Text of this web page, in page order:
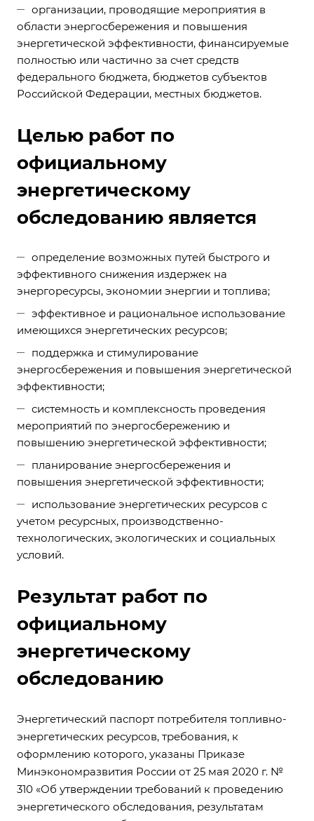
организации, проводящие мероприятия в
области энергосбережения и повышения
энергетической эффективности, финансируемые
полностью или частично за счет средств
федерального бюджета, бюджетов субъектов
Российской Федерации, местных бюджетов.
Целью работ по
официальному
энергетическому
обследованию является
определение возможных путей быстрого и
эффективного снижения издержек на
энергоресурсы, экономии энергии и топлива;
эффективное и рациональное использование
имеющихся энергетических ресурсов;
поддержка и стимулирование
энергосбережения и повышения энергетической
эффективности;
системность и комплексность проведения
мероприятий по энергосбережению и
повышению энергетической эффективности;
планирование энергосбережения и
повышения энергетической эффективности;
использование энергетических ресурсов с
учетом ресурсных, производственно-
технологических, экологических и социальных
условий.
Результат работ по
официальному
энергетическому
обследованию
Энергетический паспорт потребителя топливно-
энергетических ресурсов, требования, к
оформлению которого, указаны Приказе
Минэкономразвития России от 25 мая 2020 г. №
310 «Об утверждении требований к проведению
энергетического обследования, результатам